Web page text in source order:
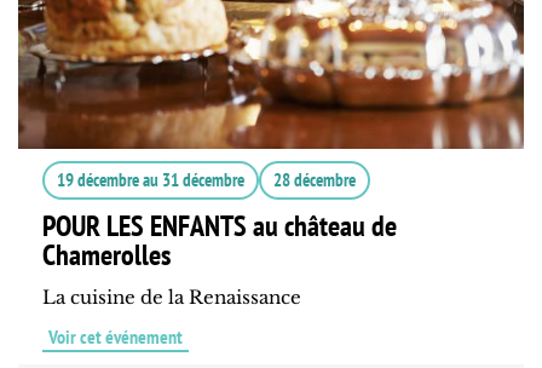
19 décembreau 31 décembre 28 décembre
POUR LES ENFANTS au château de
Chamerolles
La cuisine de la Renaissance
Voir cet événement